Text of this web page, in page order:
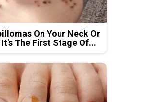
On Your Neck Or
The First Stage Of...